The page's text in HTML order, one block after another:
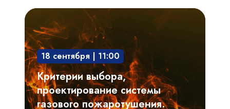
Критерии
выбора,
проектирование
системы
газового
пожаротушения.
Риски,
18 сентября | 11:00
Критерии выбора,
проектирование системы
газового пожаротушения.